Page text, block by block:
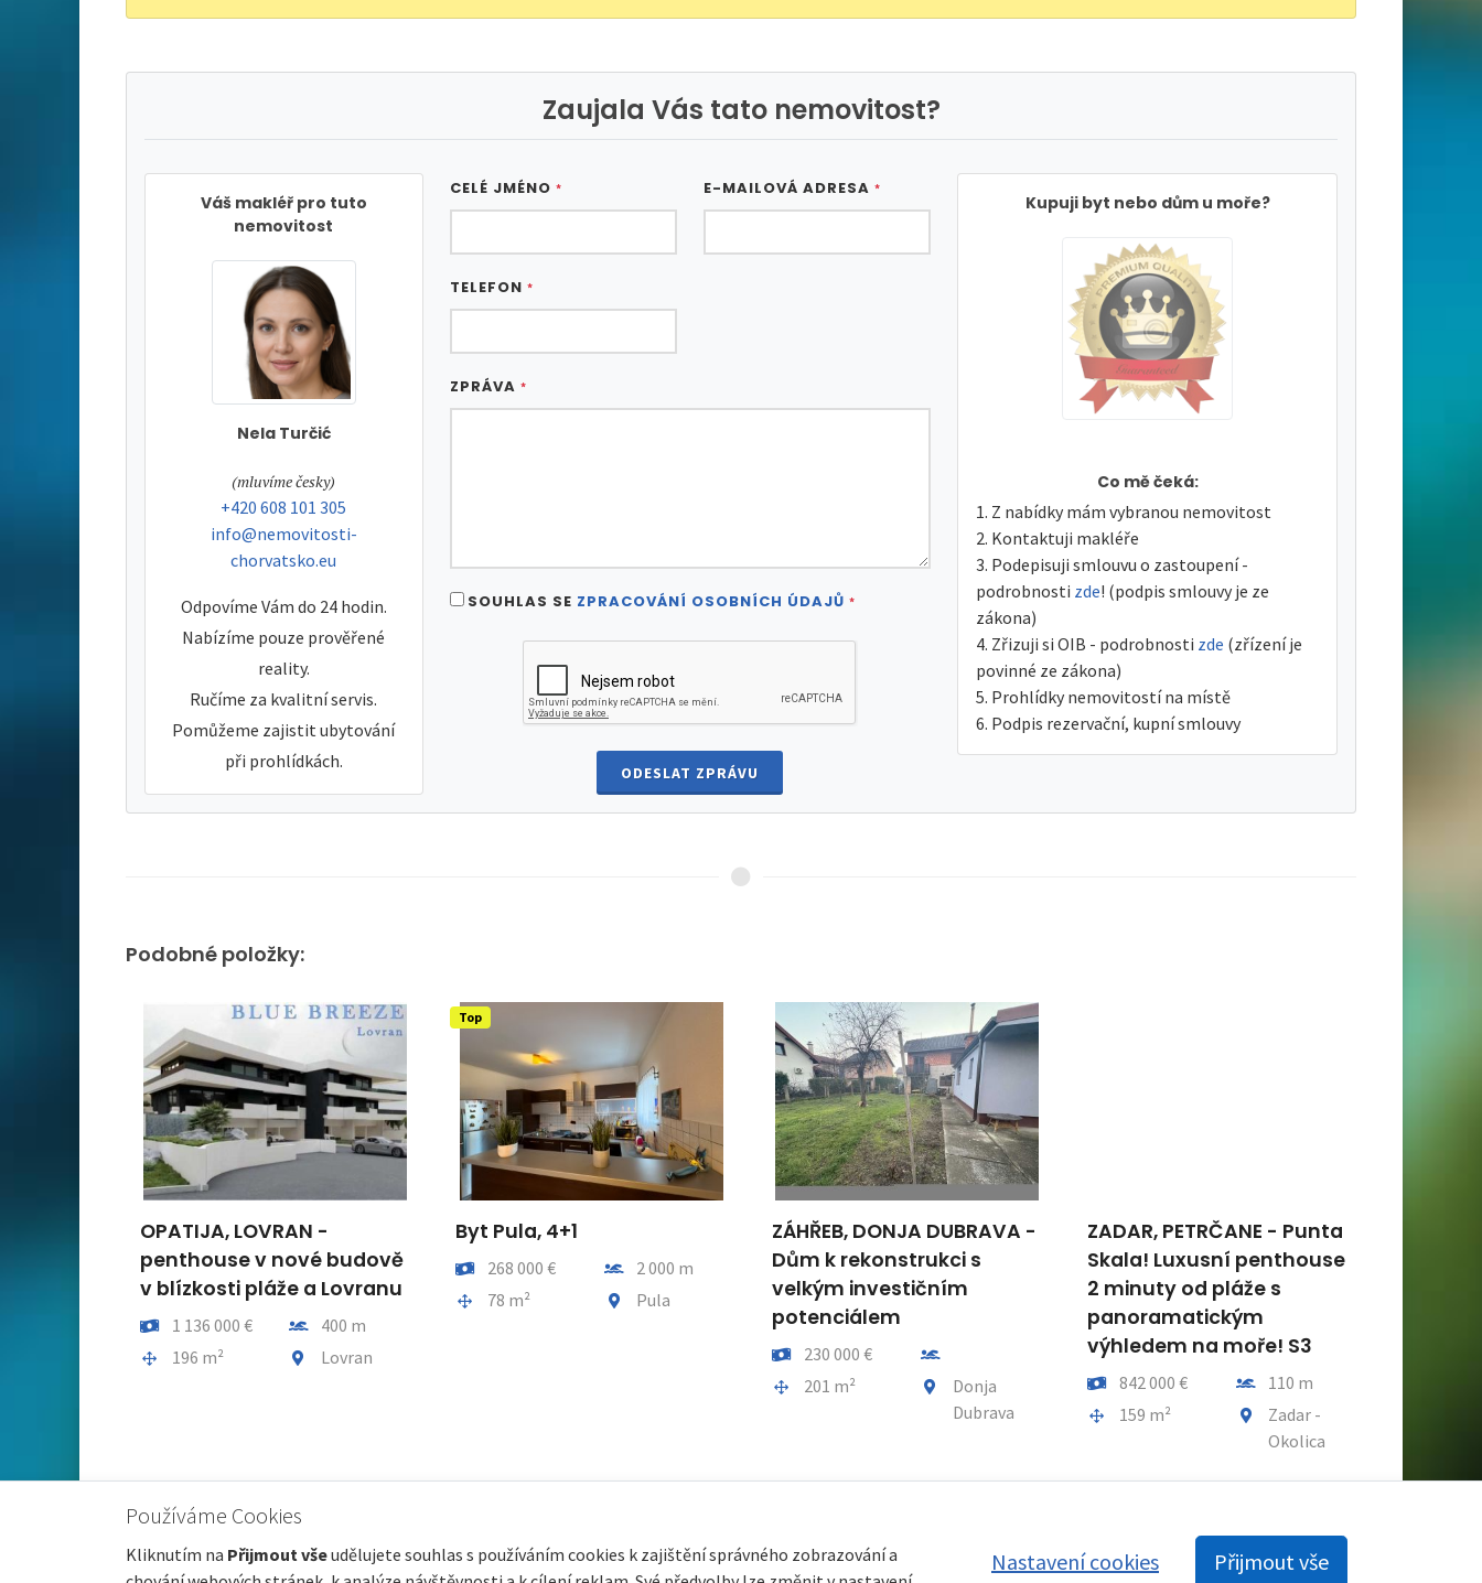
Zaujala Vás tato nemovitost?
Váš makléř pro tuto
nemovitost
Nela Turčić
tel:
(mluvíme česky)
tel:
+420 608 101 305
e-mail:
info@nemovitosti-
chorvatsko.eu
Odpovíme Vám do 24 hodin.
Nabízíme pouze prověřené
reality.
Ručíme za kvalitní servis.
Pomůžeme zajistit ubytování
při prohlídkách.
CELÉ JMÉNO * E-MAILOVÁ ADRESA *
TELEFON *
ZPRÁVA *
SOUHLAS SE ZPRACOVÁNÍ OSOBNÍCH ÚDAJŮ *
ODESLAT ZPRÁVU
Kupuji byt nebo dům u moře?
Co mě čeká:
Z nabídky mám vybranou nemovitost
Kontaktuji makléře
Podepisuji smlouvu o zastoupení -
podrobnosti zde! (podpis smlouvy je ze
zákona)
Zřizuji si OIB - podrobnosti zde (zřízení je
povinné ze zákona)
Prohlídky nemovitostí na místě
Podpis rezervační, kupní smlouvy
Podobné položky:
OPATIJA, LOVRAN -
penthouse v nové budově
v blízkosti pláže a Lovranu
Cena 1 136 000 € Vzdálenost od moře
400 m
Plocha celkem
196 m² Obec, část obce
Lovran
Top
Byt Pula, 4+1
Cena 268 000 € Vzdálenost od moře
2 000 m
Plocha celkem
78 m² Obec, část obce
Pula
ZÁHŘEB, DONJA DUBRAVA -
Dům k rekonstrukci s
velkým investičním
potenciálem
Cena 230 000 €
Vzdálenost od moře
Plocha celkem
201 m² Obec, část obce
Donja
Dubrava
ZADAR, PETRČANE - Punta
Skala! Luxusní penthouse
2 minuty od pláže s
panoramatickým
výhledem na moře! S3
Cena 842 000 € Vzdálenost od moře
110 m
Plocha celkem
159 m² Obec, část obce
Zadar -
Okolica
Používáme Cookies
Kliknutím na Přijmout všeudělujete souhlas s používáním cookies k zajištění správného zobrazování a
Nastavení cookies Přijmout vše